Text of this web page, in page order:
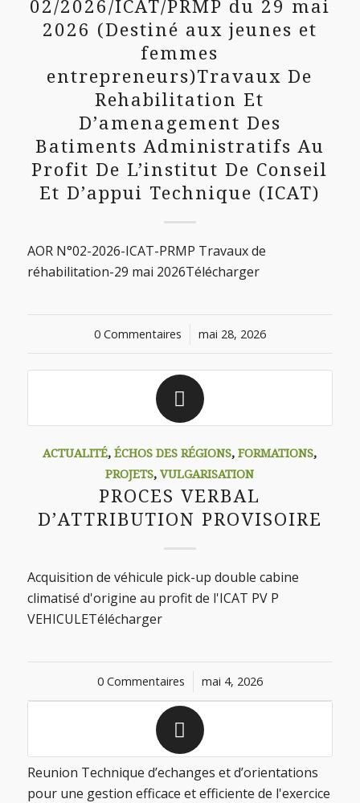
02/2026/ICAT/PRMP du 29 mai
2026 (Destiné aux jeunes et
femmes
entrepreneurs)Travaux De
Rehabilitation Et
D’amenagement Des
Batiments Administratifs Au
Profit De L’institut De Conseil
Et D’appui Technique (ICAT)
AOR N°02-2026-ICAT-PRMP Travaux de
réhabilitation-29 mai 2026Télécharger
0 Commentaires
/ mai 28, 2026
ACTUALITÉ,ÉCHOS DES RÉGIONS,FORMATIONS,
PROJETS,VULGARISATION
PROCES VERBAL
D’ATTRIBUTION PROVISOIRE
Acquisition de véhicule pick-up double cabine
climatisé d'origine au profit de l'ICAT PV P
VEHICULETélécharger
0 Commentaires
/ mai 4, 2026
Reunion Technique d’echanges et d’orientations
pour une gestion efficace et efficiente de l'exercice